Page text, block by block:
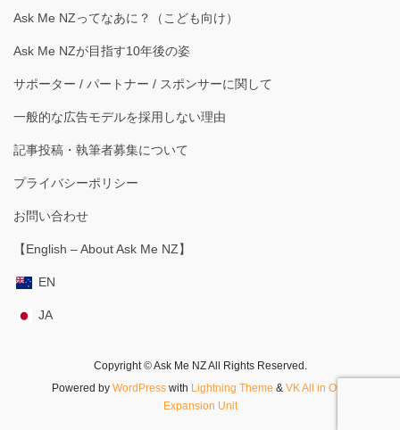
Ask Me NZってなあに？（こども向け）
Ask Me NZが目指す10年後の姿
サポーター / パートナー / スポンサーに関して
一般的な広告モデルを採用しない理由
記事投稿・執筆者募集について
プライバシーポリシー
お問い合わせ
【English – About Ask Me NZ】
EN
JA
Copyright © Ask Me NZ All Rights Reserved.
Powered by WordPresswith Lightning Theme & VK All in One
Expansion Unit